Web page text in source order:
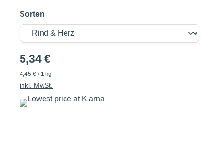
Sorten
5,34 €
4,45 € / 1 kg
inkl. MwSt.